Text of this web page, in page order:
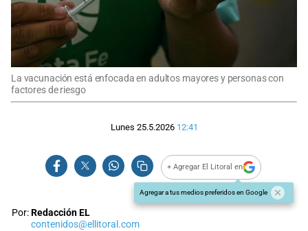
La vacunación está enfocada en adultos mayores y personas con
factores de riesgo
Lunes 25.5.2026 12:41
+ Agregar El Litoral en
Agregar a tus medios preferidos en Google
Por:Redacción EL
contenidos@ellitoral.com